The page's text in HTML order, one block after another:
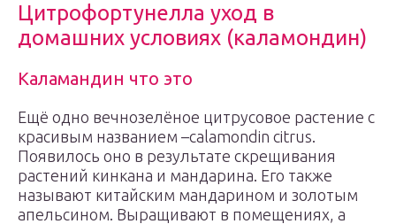
Цитрофортунелла уход в
домашних условиях (каламондин)
Каламандин что это
Ещё одно вечнозелёное цитрусовое растение с
красивым названием –calamondin citrus.
Появилось оно в результате скрещивания
растений кинкана и мандарина. Его также
называют китайским мандарином и золотым
апельсином. Выращивают в помещениях, а